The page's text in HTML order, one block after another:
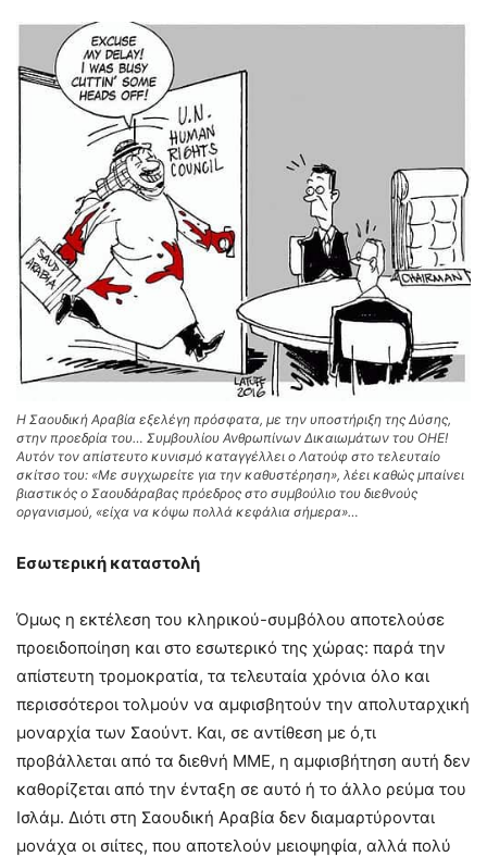
Η Σαουδική Αραβία εξελέγη πρόσφατα, με την υποστήριξη της Δύσης,
στην προεδρία του… Συμβουλίου Ανθρωπίνων Δικαιωμάτων του ΟΗΕ!
Αυτόν τον απίστευτο κυνισμό καταγγέλλει ο Λατούφ στο τελευταίο
σκίτσο του: «Με συγχωρείτε για την καθυστέρηση», λέει καθώς μπαίνει
βιαστικός ο Σαουδάραβας πρόεδρος στο συμβούλιο του διεθνούς
οργανισμού, «είχα να κόψω πολλά κεφάλια σήμερα»…
Εσωτερική καταστολή
Όμως η εκτέλεση του κληρικού-συμβόλου αποτελούσε
προειδοποίηση και στο εσωτερικό της χώρας: παρά την
απίστευτη τρομοκρατία, τα τελευταία χρόνια όλο και
περισσότεροι τολμούν να αμφισβητούν την απολυταρχική
μοναρχία των Σαούντ. Και, σε αντίθεση με ό,τι
προβάλλεται από τα διεθνή ΜΜΕ, η αμφισβήτηση αυτή δεν
καθορίζεται από την ένταξη σε αυτό ή το άλλο ρεύμα του
Ισλάμ. Διότι στη Σαουδική Αραβία δεν διαμαρτύρονται
μονάχα οι σιίτες, που αποτελούν μειοψηφία, αλλά πολύ